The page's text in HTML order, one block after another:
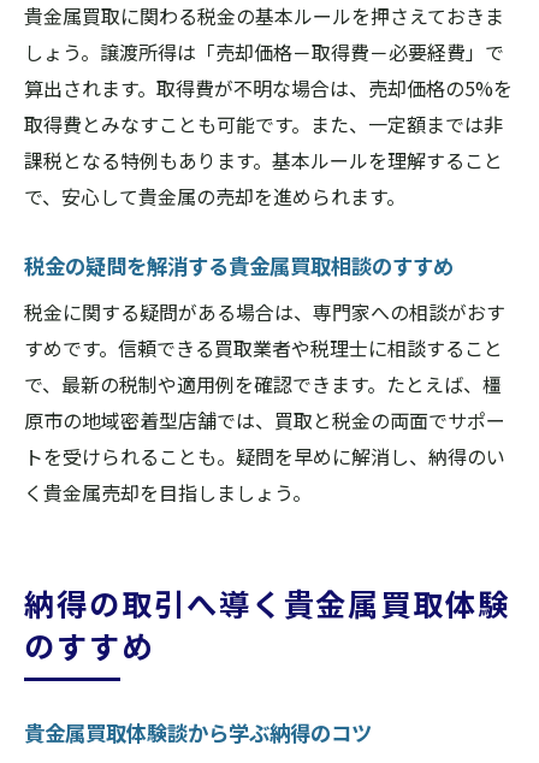
貴金属買取に関わる税金の基本ルールを押さえておきま
しょう。譲渡所得は「売却価格－取得費－必要経費」で
算出されます。取得費が不明な場合は、売却価格の5%を
取得費とみなすことも可能です。また、一定額までは非
課税となる特例もあります。基本ルールを理解すること
で、安心して貴金属の売却を進められます。
税金の疑問を解消する貴金属買取相談のすすめ
税金に関する疑問がある場合は、専門家への相談がおす
すめです。信頼できる買取業者や税理士に相談すること
で、最新の税制や適用例を確認できます。たとえば、橿
原市の地域密着型店舗では、買取と税金の両面でサポー
トを受けられることも。疑問を早めに解消し、納得のい
く貴金属売却を目指しましょう。
納得の取引へ導く貴金属買取体験
のすすめ
貴金属買取体験談から学ぶ納得のコツ